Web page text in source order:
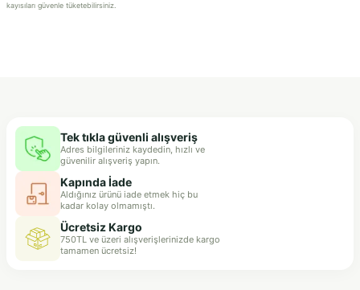
kayısıları güvenle tüketebilirsiniz.
Tek tıkla güvenli alışveriş
Adres bilgileriniz kaydedin, hızlı ve
güvenilir alışveriş yapın.
Kapında İade
Aldığınız ürünü iade etmek hiç bu
kadar kolay olmamıştı.
Ücretsiz Kargo
750TL ve üzeri alışverişlerinizde kargo
tamamen ücretsiz!